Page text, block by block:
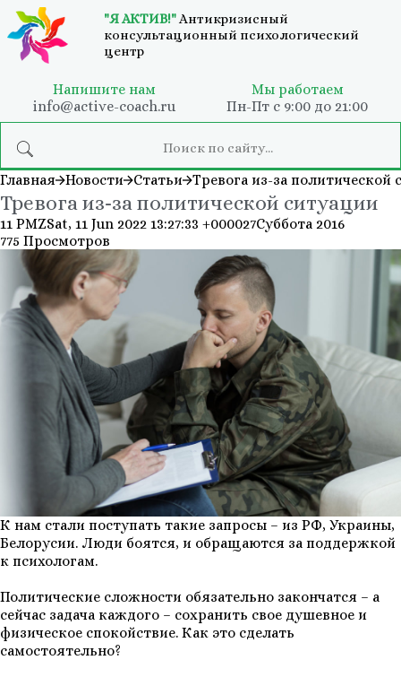
"Я АКТИВ!"Антикризисный
консультационный психологический
центр
Напишите нам
info@active-coach.ru
Мы работаем
Пн-Пт с 9:00 до 21:00
Главная Новости Статьи Тревога из-за политической
Тревога из-за политической ситуации
11 PMZSat, 11 Jun 2022 13:27:33 +000027Суббота 2016
775 Просмотров
К нам стали поступать такие запросы – из РФ, Украины,
Белорусии. Люди боятся, и обращаются за поддержкой
к психологам.
Политические сложности обязательно закончатся – а
сейчас задача каждого – сохранить свое душевное и
физическое спокойствие. Как это сделать
самостоятельно?